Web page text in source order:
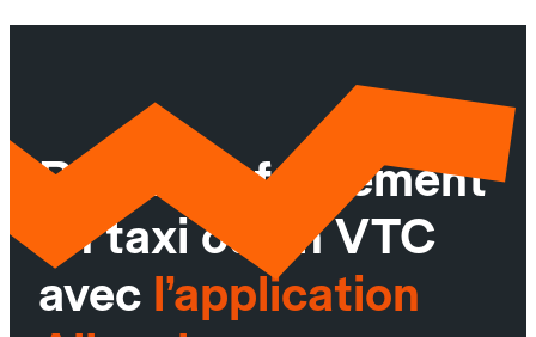
Réservez facilement
un taxi ou un VTC
avec l’application